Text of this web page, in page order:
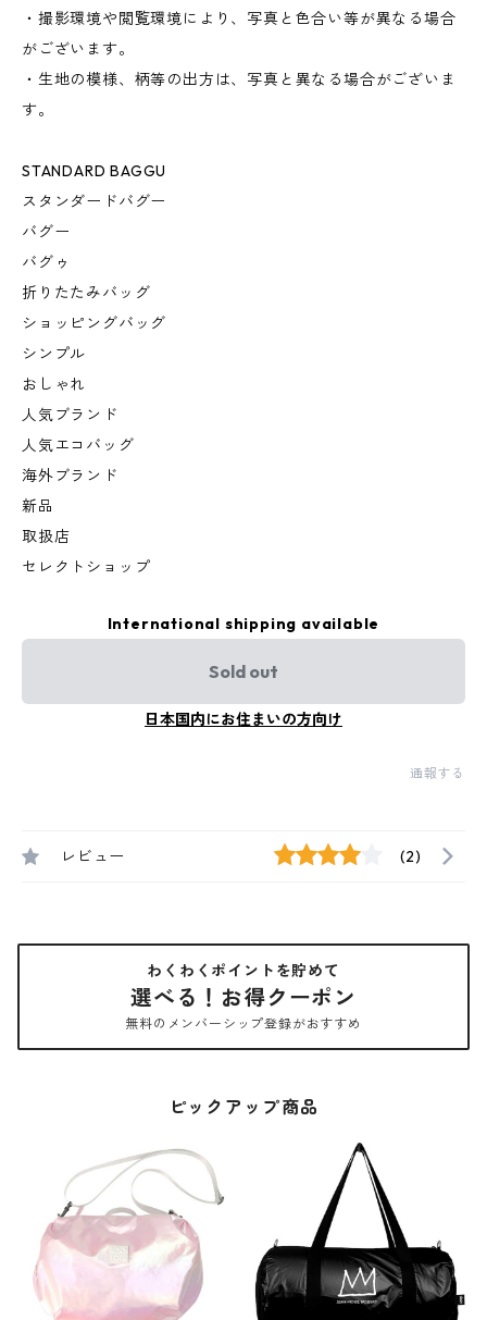
・撮影環境や閲覧環境により、写真と色合い等が異なる場合
がございます。
・生地の模様、柄等の出方は、写真と異なる場合がございま
す。
STANDARD BAGGU
スタンダードバグー
バグー
バグゥ
折りたたみバッグ
ショッピングバッグ
シンプル
おしゃれ
人気ブランド
人気エコバッグ
海外ブランド
新品
取扱店
セレクトショップ
International shipping available
Sold out
日本国内にお住まいの方向け
通報する
レビュー (2)
わくわくポイントを貯めて
選べる！お得クーポン
無料のメンバーシップ登録がおすすめ
ピックアップ商品